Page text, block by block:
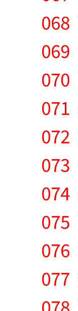
068
069
070
071
072
073
074
075
076
077